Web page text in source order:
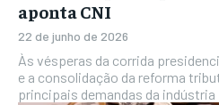
aponta CNI
22 de junho de 2026
Às vésperas da corrida
e a consolidação da reforma
principais demandas da indústria